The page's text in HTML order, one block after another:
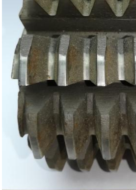
с круговыми зубьями ГОСТ 11906-77